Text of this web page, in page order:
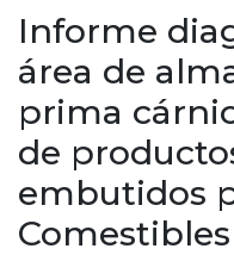
Statistics
Informe
área de
prima
de
embutidos